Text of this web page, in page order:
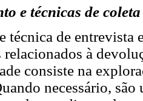
e técnicas de
técnica de entrevista
relacionados à
consiste na
necessário,